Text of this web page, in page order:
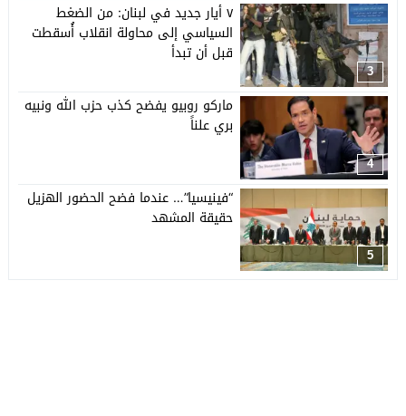
3
٧ أيار جديد في لبنان: من الضغط
السياسي إلى محاولة انقلاب أُسقطت
قبل أن تبدأ
4
ماركو روبيو يفضح كذب حزب الله ونبيه
بري علناً
5
“فينيسيا”… عندما فضح الحضور الهزيل
حقيقة المشهد